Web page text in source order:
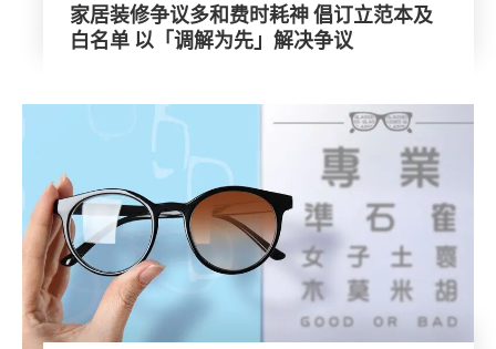
家居装修争议多和费时耗神 倡订立范本及
白名单 以「调解为先」解决争议